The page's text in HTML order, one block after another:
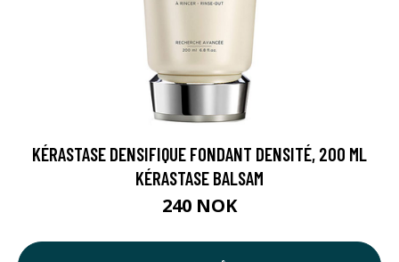
KÉRASTASE DENSIFIQUE FONDANT DENSITÉ, 200 ML
KÉRASTASE BALSAM
240 NOK